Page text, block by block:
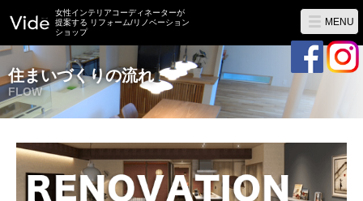
女性インテリアコーディネーターが
提案する リフォーム/リノベーション
ショップ
住まいづくりの流れ
FLOW
MENU